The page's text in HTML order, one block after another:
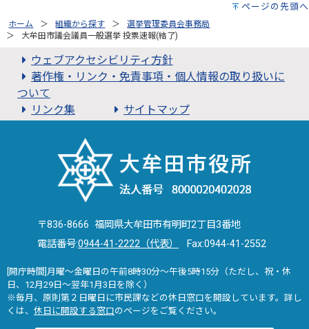
ページの先頭へ
ホーム 組織から探す
選挙管理委員会事務局
大牟田市議会議員一般選挙 投票速報(結了)
ウェブアクセシビリティ方針
著作権・リンク・免責事項・個人情報の取り扱いに
ついて
リンク集
サイトマップ
〒836-8666 福岡県大牟田市有明町2丁目3番地
電話番号:0944-41-2222（代表） Fax:0944-41-2552
[開庁時間]月曜～金曜日の午前8時30分～午後5時15分（ただし、祝・休
日、12月29日～翌年1月3日を除く）
※毎月、原則第２日曜日に市民課などの休日窓口を開設しています。詳し
くは、 休日に開設する窓口のページをご覧ください。